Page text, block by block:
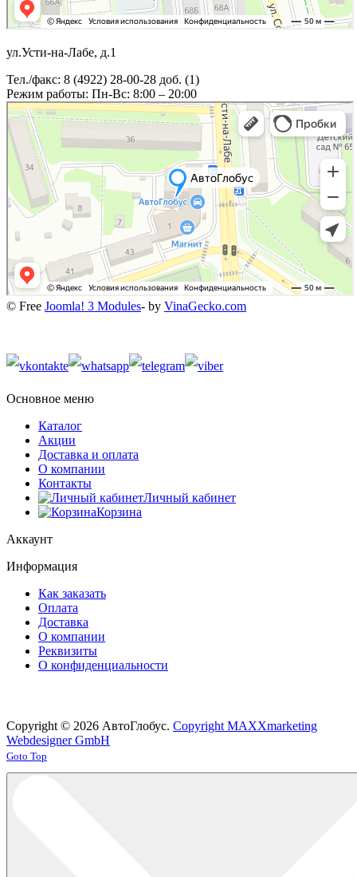
ул.Усти-на-Лабе, д.1
Тел./факс: 8 (4922) 28-00-28 доб. (1)
Режим работы: Пн-Вс: 8:00 – 20:00
© Free Joomla! 3 Modules- by VinaGecko.com
Основное меню
Каталог
Акции
Доставка и оплата
О компании
Контакты
Личный кабинет
Корзина
Аккаунт
Информация
Как заказать
Оплата
Доставка
О компании
Реквизиты
О конфиденциальности
Copyright © 2026 АвтоГлобус. Copyright MAXXmarketing
Webdesigner GmbH
Joomla! 3 Templates
Goto Top